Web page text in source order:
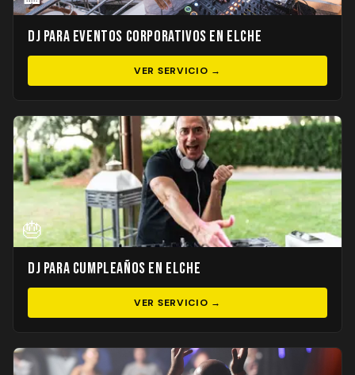
DJ para Eventos Corporativos en Elche
VER SERVICIO →
🎂
DJ para Cumpleaños en Elche
VER SERVICIO →